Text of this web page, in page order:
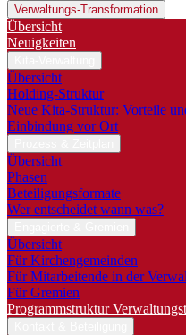
Verwaltungs-Transformation
Übersicht
Neuigkeiten
Übersicht
Holding-Struktur
Neue Kita-Struktur: Vorteile
Einbindung vor Ort
Übersicht
Phasen
Beteiligungsformate
Wer entscheidet wann was?
Übersicht
Für Kirchengemeinden
Für Mitarbeitende in der
Für Gremien
Programmstruktur